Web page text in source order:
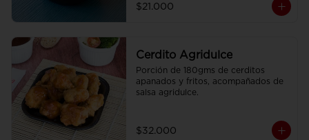
$21.000
Cerdito Agridulce
Porción de 180gms de cerditos
apanados y fritos, acompañados de
salsa agridulce.
$32.000